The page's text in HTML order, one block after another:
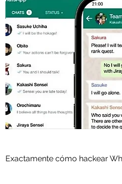
Exactamente cómo hackear